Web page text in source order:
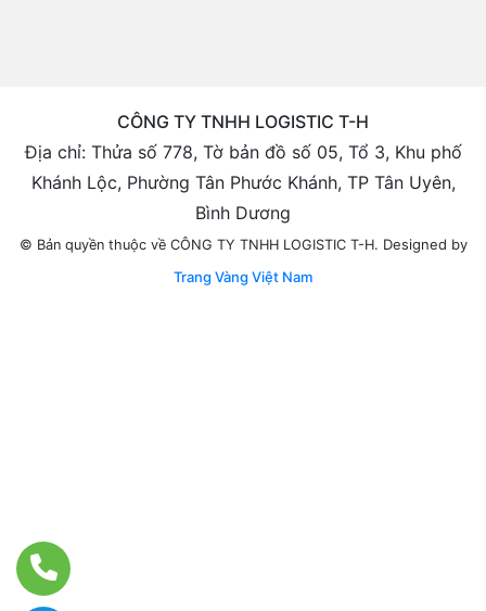
CÔNG TY TNHH LOGISTIC T-H
Địa chỉ: Thửa số 778, Tờ bản đồ số 05, Tổ 3, Khu phố
Khánh Lộc, Phường Tân Phước Khánh, TP Tân Uyên,
Bình Dương
© Bản quyền thuộc về CÔNG TY TNHH LOGISTIC T-H. Designed by
Trang Vàng Việt Nam